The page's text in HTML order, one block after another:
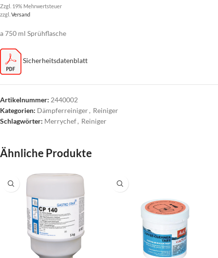
Zzgl. 19% Mehrwertsteuer
zzgl. Versand
a 750 ml Sprühflasche
Sicherheitsdatenblatt
Artikelnummer: 2440002
Kategorien: Dämpferreiniger, Reiniger
Schlagwörter: Merrychef, Reiniger
Ähnliche Produkte